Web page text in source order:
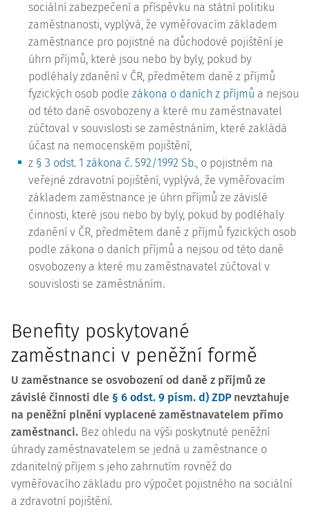
sociální zabezpečení a příspěvku na státní politiku
zaměstnanosti, vyplývá, že vyměřovacím základem
zaměstnance pro pojistné na důchodové pojištění je
úhrn příjmů, které jsou nebo by byly, pokud by
podléhaly zdanění v ČR, předmětem daně z příjmů
fyzických osob podle zákona o daních z příjmů a nejsou
od této daně osvobozeny a které mu zaměstnavatel
zúčtoval v souvislosti se zaměstnáním, které zakládá
účast na nemocenském pojištění,
z § 3 odst. 1 zákona č. 592/1992 Sb., o pojistném na
veřejné zdravotní pojištění, vyplývá, že vyměřovacím
základem zaměstnance je úhrn příjmů ze závislé
činnosti, které jsou nebo by byly, pokud by podléhaly
zdanění v ČR, předmětem daně z příjmů fyzických osob
podle zákona o daních příjmů a nejsou od této daně
osvobozeny a které mu zaměstnavatel zúčtoval v
souvislosti se zaměstnáním.
Benefity poskytované
zaměstnanci v peněžní formě
U zaměstnance se osvobození od daně z příjmů ze
závislé činnosti dle § 6 odst. 9 písm. d) ZDP nevztahuje
na peněžní plnění vyplacené zaměstnavatelem přímo
zaměstnanci. Bez ohledu na výši poskytnuté peněžní
úhrady zaměstnavatelem se jedná u zaměstnance o
zdanitelný příjem s jeho zahrnutím rovněž do
vyměřovacího základu pro výpočet pojistného na sociální
a zdravotní pojištění.